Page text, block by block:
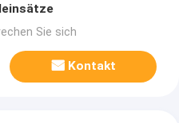
Sie sich
Kontakt